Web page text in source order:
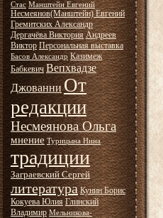
Стас Манштейн Евгений
Несмеянов(Манштейн) Евгений
Гремитских Александр
Дергачёва Виктория Андреев
Виктор Персональная выставка
Басов Александр Казимеж
Бабкевич Вепхвадзе
Джованни От
редакции
Несмеянова Ольга
мнение Турицына Нина
традиции
Заграевский Сергей
литература Кунин Борис
Кокуева Юлия Глинский
Владимир Мельникова-